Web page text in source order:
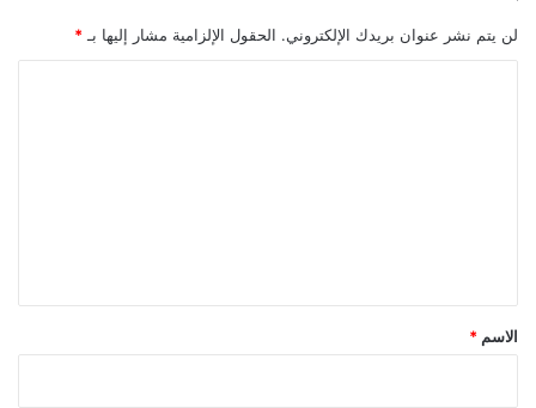
لن يتم نشر عنوان بريدك الإلكتروني. الحقول الإلزامية مشار إليها بـ *
*
الاسم *